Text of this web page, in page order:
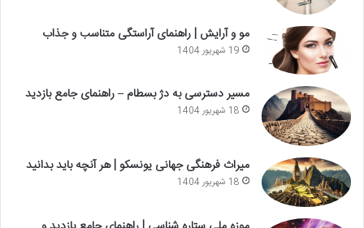
مو و آرایش | راهنمای آراستگی متناسب و جذاب
19 شهریور 1404
مسیر دسترسی به دژ بسطام – راهنمای جامع بازدید
18 شهریور 1404
میراث فرهنگی جهانی یونسکو | هر آنچه باید بدانید
18 شهریور 1404